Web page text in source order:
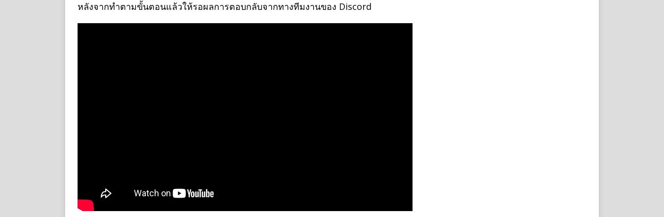
หลังจากทำตามขั้นตอนแล้วให้รอผลการตอบกลับจากทางทีมงานของ Discord